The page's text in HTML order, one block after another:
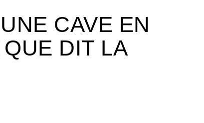
CAVE EN
DIT LA